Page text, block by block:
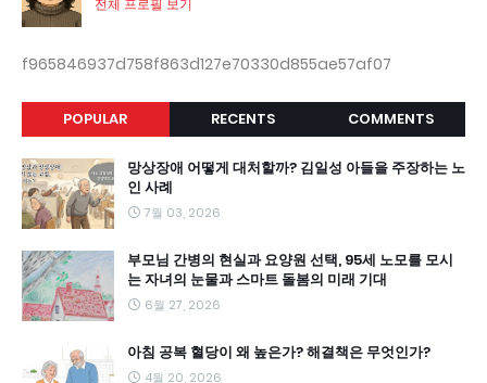
전체 프로필 보기
f965846937d758f863d127e70330d855ae57af07
POPULAR RECENTS COMMENTS
망상장애 어떻게 대처할까? 김일성 아들을 주장하는 노
인 사례
7월 03, 2026
부모님 간병의 현실과 요양원 선택, 95세 노모를 모시
는 자녀의 눈물과 스마트 돌봄의 미래 기대
6월 27, 2026
아침 공복 혈당이 왜 높은가? 해결책은 무엇인가?
4월 20, 2026